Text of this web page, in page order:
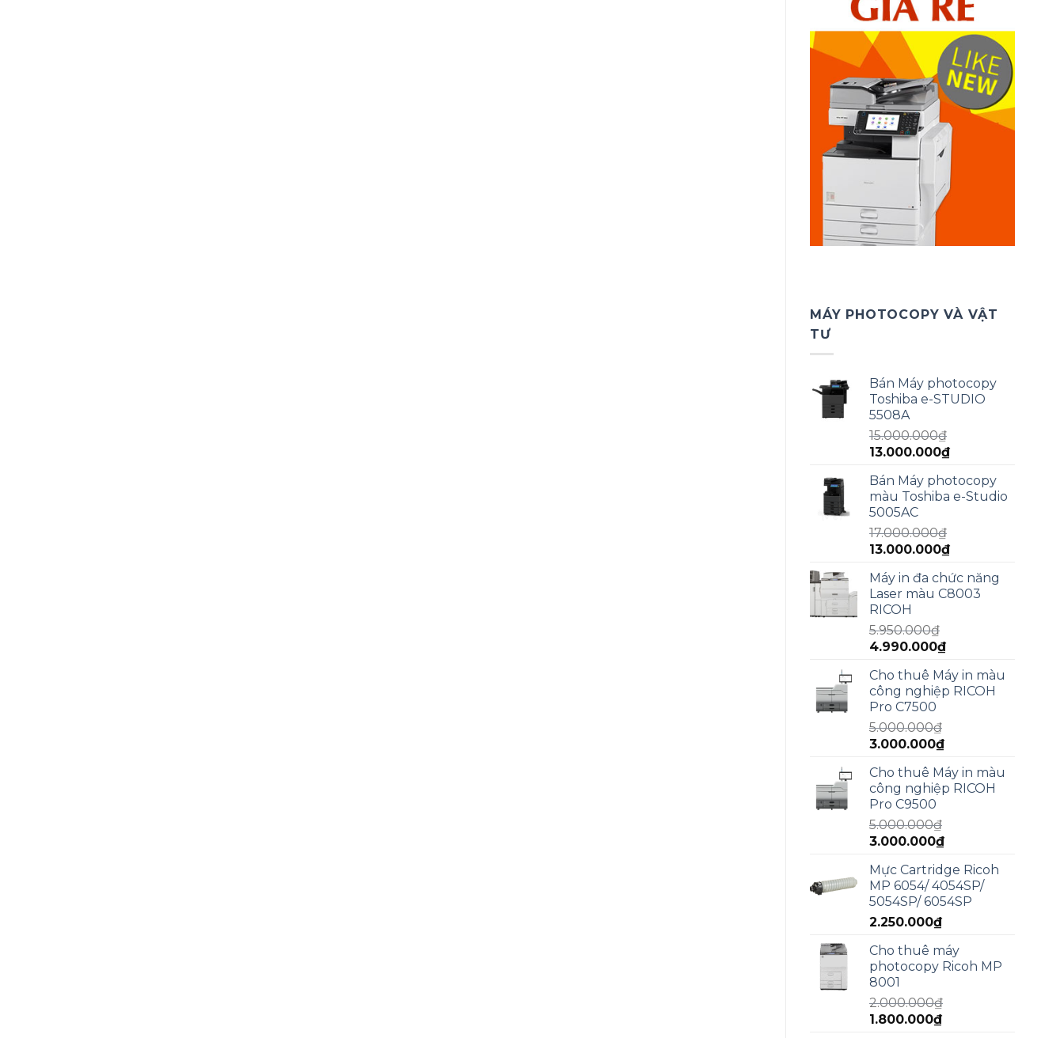
MÁY PHOTOCOPY VÀ VẬT
TƯ
Bán Máy photocopy
Toshiba e-STUDIO
5508A
15.000.000₫
Giá
là:
15.000.000₫.
13.000.000₫Giá
tại
là:
Bán Máy photocopy
màu Toshiba e-Studio
5005AC
17.000.000₫
Giá
là:
17.000.000₫.
13.000.000₫Giá
tại
là:
Máy in đa chức năng
Laser màu C8003
RICOH
5.950.000₫
Giá
là:
5.950.000₫.
4.990.000₫Giá
tại
là:
Cho thuê Máy in màu
công nghiệp RICOH
Pro C7500
5.000.000₫
Giá
là:
5.000.000₫.
3.000.000₫Giá
tại
là:
Cho thuê Máy in màu
công nghiệp RICOH
Pro C9500
5.000.000₫
Giá
là:
5.000.000₫.
3.000.000₫Giá
tại
là:
3.000.000₫.
Mực Cartridge Ricoh
MP 6054/ 4054SP/
5054SP/ 6054SP
2.250.000₫
Cho thuê máy
photocopy Ricoh MP
8001
2.000.000₫
Giá
1.800.000₫Giá